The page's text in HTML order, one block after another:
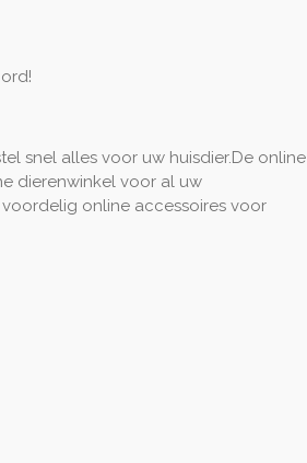
snel alles voor uw huisdier.De online
dierenwinkel voor al uw
online accessoires voor